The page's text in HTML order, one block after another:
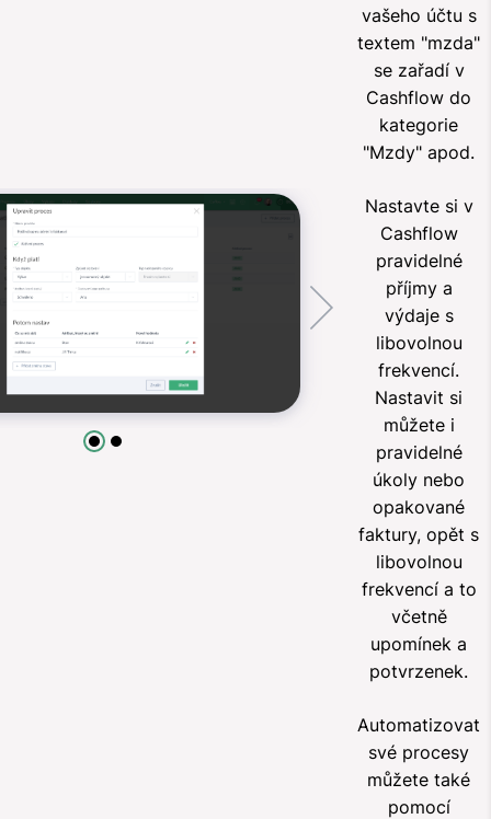
vašeho účtu s
textem "mzda"
se zařadí v
Cashflow do
kategorie
"Mzdy" apod.
Nastavte si v
Cashflow
pravidelné
příjmy a
výdaje s
libovolnou
frekvencí.
Nastavit si
můžete i
pravidelné
úkoly nebo
opakované
faktury, opět s
libovolnou
frekvencí a to
včetně
upomínek a
potvrzenek.
Automatizovat
své procesy
můžete také
pomocí